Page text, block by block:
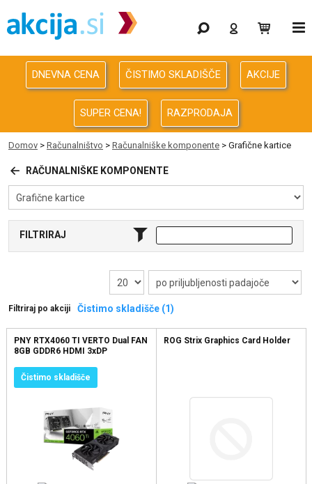
Gaming
Odprodaja
Računalništvo
Računalništvo za podjetja
Avdio Video Foto
Energija
Oprema za pisarno in dom
DNEVNA CENA ČISTIMO SKLADIŠČE AKCIJE
SUPER CENA! RAZPRODAJA
Domov > Računalništvo > Računalniške komponente > Grafične kartice
RAČUNALNIŠKE KOMPONENTE
FILTRIRAJ
Filtriraj po akciji Čistimo skladišče (1)
PNY RTX4060 TI VERTO Dual FAN
8GB GDDR6 HDMI 3xDP
Čistimo skladišče
ROG Strix Graphics Card Holder